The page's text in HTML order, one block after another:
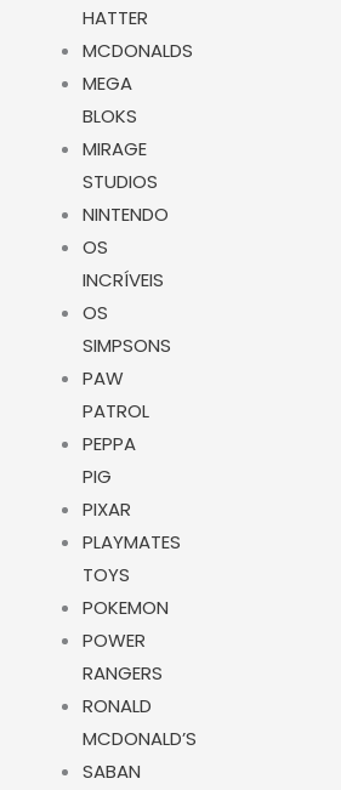
HATTER
MCDONALDS
MEGA
BLOKS
MIRAGE
STUDIOS
NINTENDO
OS
INCRÍVEIS
OS
SIMPSONS
PAW
PATROL
PEPPA
PIG
PIXAR
PLAYMATES
TOYS
POKEMON
POWER
RANGERS
RONALD
MCDONALD’S
SABAN